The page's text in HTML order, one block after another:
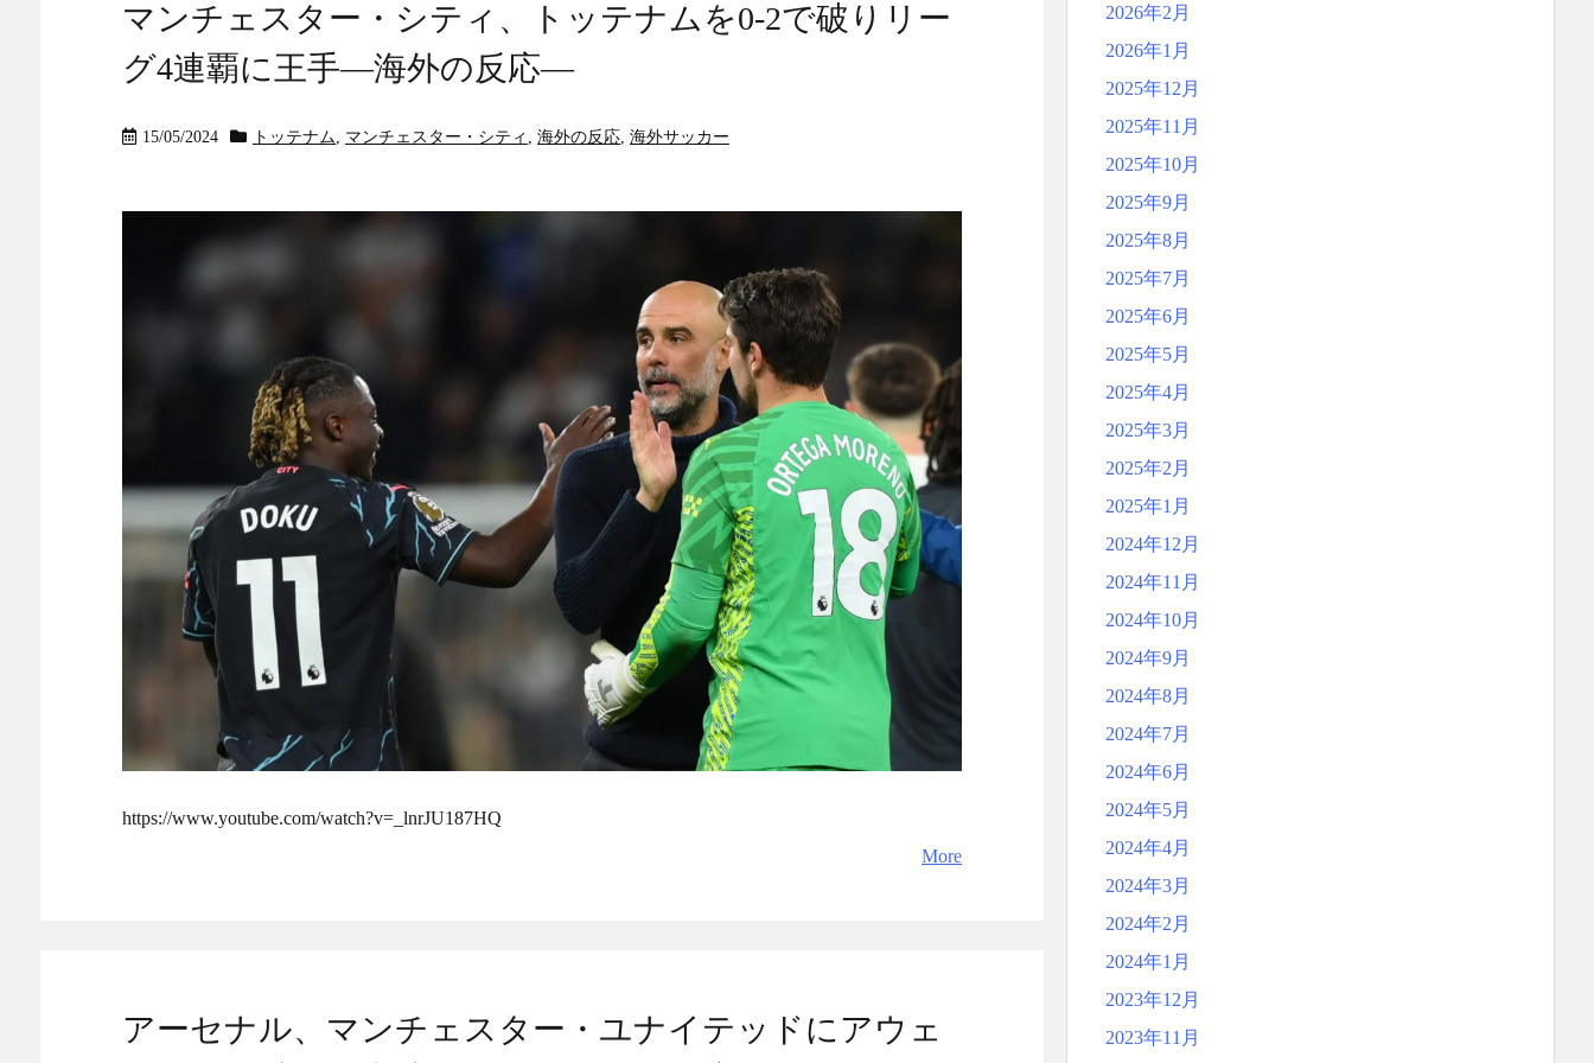
マンチェスター・シティ、トッテナムを0-2で破りリー
グ4連覇に王手―海外の反応―
15/05/2024 トッテナム マンチェスター・シティ 海外の反応 海外サッカー
https://www.youtube.com/watch?v=_lnrJU187HQ
More
アーセナル、マンチェスター・ユナイテッドにアウェ
2026年2月
2026年1月
2025年12月
2025年11月
2025年10月
2025年9月
2025年8月
2025年7月
2025年6月
2025年5月
2025年4月
2025年3月
2025年2月
2025年1月
2024年12月
2024年11月
2024年10月
2024年9月
2024年8月
2024年7月
2024年6月
2024年5月
2024年4月
2024年3月
2024年2月
2024年1月
2023年12月
2023年11月